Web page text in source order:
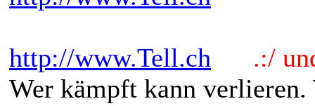
http://www.Tell.ch
.:/
Wer kämpft kann